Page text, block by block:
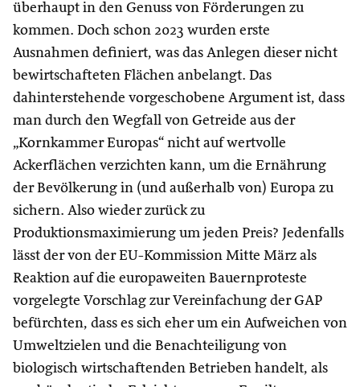
überhaupt in den Genuss von Förderungen zu
kommen. Doch schon 2023 wurden erste
Ausnahmen definiert, was das Anlegen dieser nicht
bewirtschafteten Flächen anbelangt. Das
dahinterstehende vorgeschobene Argument ist, dass
man durch den Wegfall von Getreide aus der
„Kornkammer Europas“ nicht auf wertvolle
Ackerflächen verzichten kann, um die Ernährung
der Bevölkerung in (und außerhalb von) Europa zu
sichern. Also wieder zurück zu
Produktionsmaximierung um jeden Preis? Jedenfalls
lässt der von der EU-Kommission Mitte März als
Reaktion auf die europaweiten Bauernproteste
vorgelegte Vorschlag zur Vereinfachung der GAP
befürchten, dass es sich eher um ein Aufweichen von
Umweltzielen und die Benachteiligung von
biologisch wirtschaftenden Betrieben handelt, als